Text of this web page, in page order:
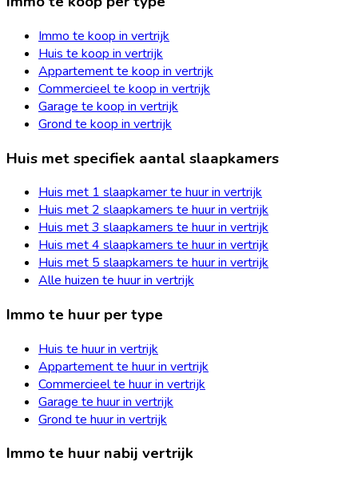
Immo te koop in vertrijk
Huis te koop in vertrijk
Appartement te koop in vertrijk
Commercieel te koop in vertrijk
Garage te koop in vertrijk
Grond te koop in vertrijk
Huis met specifiek aantal slaapkamers
Huis met 1 slaapkamer te huur in vertrijk
Huis met 2 slaapkamers te huur in vertrijk
Huis met 3 slaapkamers te huur in vertrijk
Huis met 4 slaapkamers te huur in vertrijk
Huis met 5 slaapkamers te huur in vertrijk
Alle huizen te huur in vertrijk
Immo te huur per type
Huis te huur in vertrijk
Appartement te huur in vertrijk
Commercieel te huur in vertrijk
Garage te huur in vertrijk
Grond te huur in vertrijk
Immo te huur nabij vertrijk